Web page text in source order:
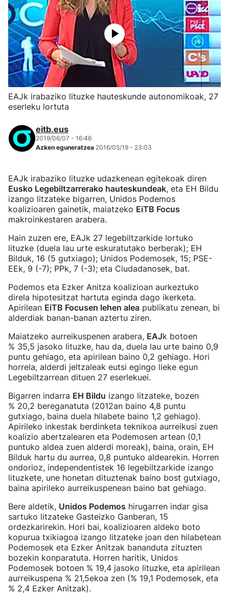
EAJk irabaziko lituzke hauteskunde autonomikoak, 27
eserleku lortuta
eitb.eus
2019/06/07 - 16:46
Azken eguneratzea 2016/05/19 - 23:03
EAJk irabaziko lituzke udazkenean egitekoak diren
Eusko Legebiltzarrerako hauteskundeak, eta EH Bildu
izango litzateke bigarren, Unidos Podemos
koalizioaren gainetik, maiatzeko EiTB Focus
makroinkestaren arabera.
Hain zuzen ere, EAJk 27 legebiltzarkide lortuko
lituzke (duela lau urte eskuratutako berberak); EH
Bilduk, 16 (5 gutxiago); Unidos Podemosek, 15; PSE-
EEk, 9 (-7); PPk, 7 (-3); eta Ciudadanosek, bat.
Podemos eta Ezker Anitza koalizioan aurkeztuko
direla hipotesitzat hartuta eginda dago ikerketa.
Apirilean EiTB Focusen lehen alea publikatu zenean, bi
alderdiak banan-banan aztertu ziren.
Maiatzeko aurreikuspenen arabera, EAJk botoen
% 35,5 jasoko lituzke, hau da, duela lau urte baino 0,9
puntu gehiago, eta apirilean baino 0,2 gehiago. Hori
horrela, alderdi jeltzaleak eutsi egingo lieke egun
Legebiltzarrean dituen 27 eserlekuei.
Bigarren indarra EH Bildu izango litzateke, bozen
% 20,2 bereganatuta (2012an baino 4,8 puntu
gutxiago, baina duela hilabete baino 1,2 gehiago).
Apirileko inkestak berdinketa teknikoa aurreikusi zuen
koalizio abertzalearen eta Podemosen artean (0,1
puntuko aldea zuen alderdi moreak), baina, orain, EH
Bilduk hartu du aurrea, 0,8 puntuko aldearekin. Horren
ondorioz, independentistek 16 legebiltzarkide izango
lituzkete, une honetan dituztenak baino bost gutxiago,
baina apirileko aurreikuspenean baino bat gehiago.
Bere aldetik, Unidos Podemos hirugarren indar gisa
sartuko litzateke Gasteizko Ganberan, 15
ordezkarirekin. Hori bai, koalizioaren aldeko boto
kopurua txikiagoa izango litzateke joan den hilabetean
Podemosek eta Ezker Anitzak bananduta zituzten
bozekin konparatuta. Horren haritik, Unidos
Podemosek botoen % 19,4 jasoko lituzke, eta apirilean
aurreikuspena % 21,5ekoa zen (% 19,1 Podemosek, eta
% 2,4 Ezker Anitzak).